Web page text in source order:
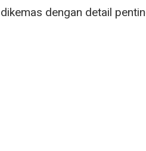
dikemas dengan detail